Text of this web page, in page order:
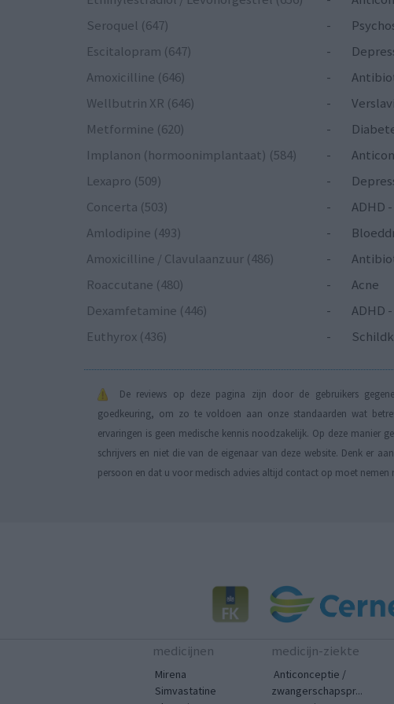
Seroquel (647)
-
Escitalopram (647)
-
Amoxicilline (646)
-
Wellbutrin XR (646)
-
Metformine (620)
-
Implanon (hormoonimplantaat) (584)
-
Lexapro (509)
-
Concerta (503)
-
ADHD
Amlodipine (493)
-
Amoxicilline / Clavulaanzuur (486)
-
Roaccutane (480)
-
Acne
Dexamfetamine (446)
-
ADHD
Euthyrox (436)
-
De reviews op deze pagina zijn door de gebruikers
goedkeuring, om zo te voldoen aan onze standaarden wat
ervaringen is geen medische kennis noodzakelijk. Op deze manier
schrijvers en niet die van de eigenaar van deze website. Denk er
persoon en dat u voor medisch advies altijd contact op moet nemen
medicijnen
Mirena
Simvastatine
medicijn-ziekte
Anticonceptie /
zwangerschapspr...